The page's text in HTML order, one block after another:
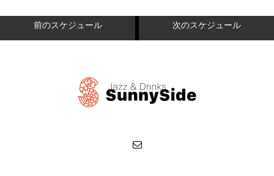
前のスケジュール 次のスケジュール